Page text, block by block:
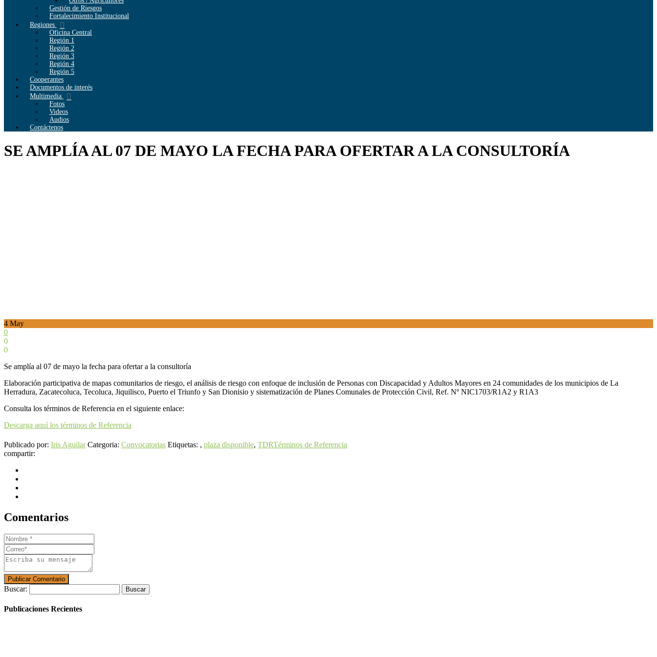
Gestión de Riesgos
Fortalecimiento Institucional
Regiones
Oficina Central
Región 1
Región 2
Región 3
Región 4
Región 5
Cooperantes
Documentos de interés
Multimedia
Fotos
Videos
Audios
Contáctenos
SE AMPLÍA AL 07 DE MAYO LA FECHA PARA OFERTAR A LA CONSULTORÍA
4 May
0
0
0
Se amplía al 07 de mayo la fecha para ofertar a la consultoría
Elaboración participativa de mapas comunitarios de riesgo, el análisis de riesgo con enfoque de inclusión de Personas con Discapacidad y Adultos Mayores en 24 comunidades de los municipios de La
Herradura, Zacatecoluca, Tecoluca, Jiquilisco, Puerto el Triunfo y San Dionisio y sistematización de Planes Comunales de Protección Civil, Ref. Nº NIC1703/R1A2 y R1A3
Consulta los términos de Referencia en el siguiente enlace:
Descarga aquí los términos de Referencia
Publicado por: Iris Aguilar Categoria: Convocatorias Etiquetas: , plaza disponible, TDRTérminos de Referencia
compartir:
Comentarios
Buscar:
Publicaciones Recientes